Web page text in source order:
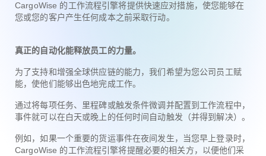
CargoWise 的工作流程引擎将提供快速应对措施，使您能够在
您或您的客户产生任何成本之前采取行动。
真正的自动化能释放员工的力量。
为了支持和增强全球供应链的能力，我们希望为您公司员工赋
能，使他们能够出色地完成工作。
通过将每项任务、里程碑或触发条件微调并配置到工作流程中，
事件就可以在白天或晚上的任何时间自动触发（并得到解决）。
例如，如果一个重要的货运事件在夜间发生，当您早上登录时，
CargoWise 的工作流程引擎将提醒必要的相关方，以便他们采